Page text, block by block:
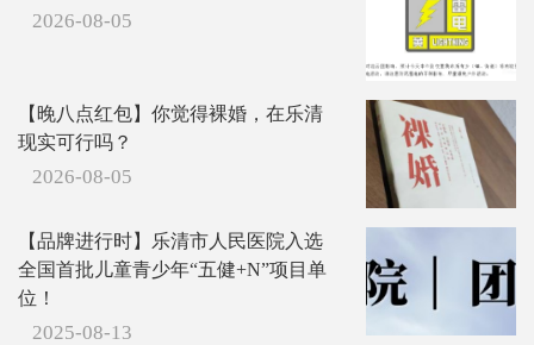
2026-08-05
【晚八点红包】你觉得裸婚，在乐清
现实可行吗？
2026-08-05
【品牌进行时】乐清市人民医院入选
全国首批儿童青少年“五健+N”项目单
位！
2025-08-13